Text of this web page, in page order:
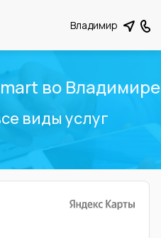
Владимир
во Владимире
виды услуг